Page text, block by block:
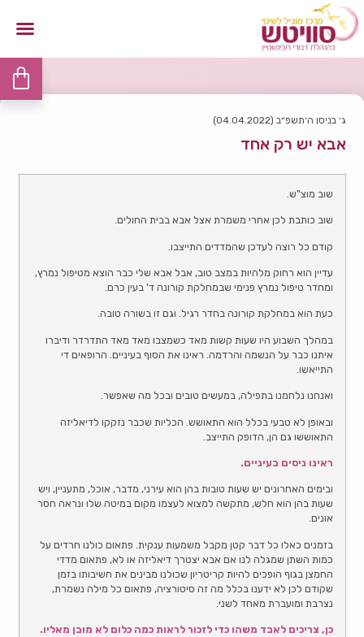
ג׳ בניסן ה׳תשפ״ב (04.04.2022)
אבא יש רק אחד
שוב מוצ"ש.
שוב כותבת לכן אחרי משמרת אצל אבא בבית החולים.
קודם כל רוצה לעדכן שהמדדים התייצבו.
עדיין הוא רחוק מלהיות במצב טוב, אבל אבא שלי כבר הוצא מטיפול נמרץ,
ומחדר טיפול נמרץ פנימי שבמחלקת קורונה ד' בעין כרם.
כעת הוא במחלקת קורונה בחדר רגיל. וגם זו בשורה טובה.
במהלך השבוע היו שעות קשות מאד כשמצבו מאד מאד התדרדר ודיברו
איתנו כבר על הנשמה והרדמה. ראינו את הסוף בעיניים. הרופאים די
התייאשו.
ואנחנו נלחמנו בתפילה, במעשים טובים ובכל מה שאפשר.
ובאופן לא טבעי בכלל הוא התאושש. הכליות שכבר נזקקו לדיאליזה
התאוששו גם הן, הדופק התייצב.
ראינו ניסים בעיניים.
ובימים האחרונים יש שעות טובות בהן הוא עירני, מדבר, אוכל, מתעניין, ויש
שעות בהן הוא חלש, מתקשה למצוא לעצמו מקום במיטה שלו ונראה חסר
אונים.
בזמנים כאלו כל דבר קטן מקבל משמעות ענקית. פתאום כולנו חרדים על
כמות השתן שמגלה לנו אם אבא יצטרך דיאליזה או לא, פתאום מדדי
החמצן בגוף הופכים להיות קריטריון שכולנו מבינים את חשיבותו בזמן
שקודם לכן לא ידענו בכלל מה זה סיטורציה, פתאום כל מילה נשמרת,
נצרבת ומועברת מאחד לשני.
כן, צריכים לאבד משהו כדי לזכור לראות כמה כלום לא מובן מאליו.